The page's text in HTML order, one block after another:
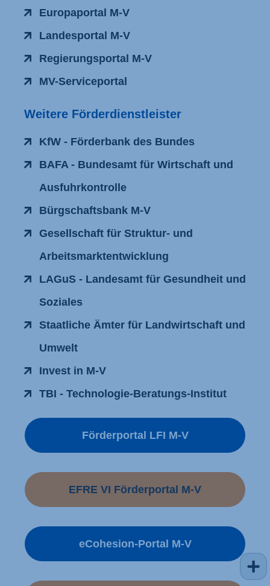
Europaportal M-V
Landesportal M-V
Regierungsportal M-V
MV-Serviceportal
Weitere Förderdienstleister
KfW - Förderbank des Bundes
BAFA - Bundesamt für Wirtschaft und
Ausfuhrkontrolle
Bürgschaftsbank M-V
Gesellschaft für Struktur- und
Arbeitsmarktentwicklung
LAGuS - Landesamt für Gesundheit und
Soziales
Staatliche Ämter für Landwirtschaft und
Umwelt
Invest in M-V
TBI - Technologie-Beratungs-Institut
Förderportal LFI M-V
EFRE VI Förderportal M-V
eCohesion-Portal M-V